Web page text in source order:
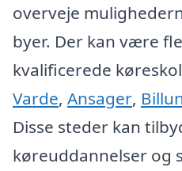
overveje
byer. Der kan være
kvalificerede
Varde, Ansager,
Disse steder kan
køreuddannelser og